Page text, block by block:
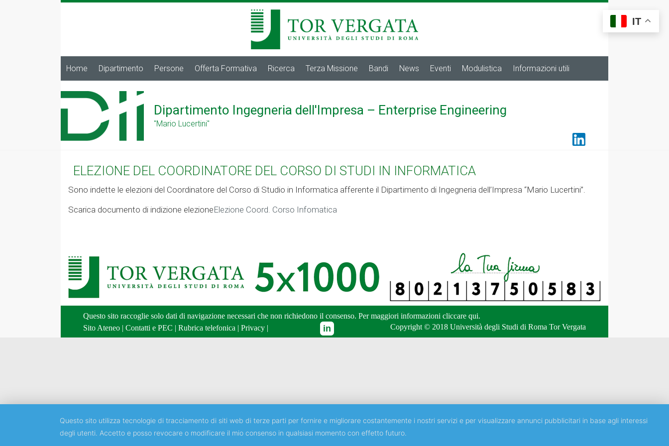
Home Dipartimento Persone Offerta Formativa Ricerca Terza Missione Bandi News Eventi Modulistica Informazioni utili
Dipartimento Ingegneria dell'Impresa – Enterprise Engineering
"Mario Lucertini"
ELEZIONE DEL COORDINATORE DEL CORSO DI STUDI IN INFORMATICA
Sono indette le elezioni del Coordinatore del Corso di Studio in Informatica afferente il Dipartimento di Ingegneria dell’Impresa “Mario Lucertini”.
Scarica documento di indizione elezioneElezione Coord. Corso Infomatica
Questo sito raccoglie solo dati di navigazione necessari che non richiedono il consenso. Per maggiori informazioni cliccare qui.
Sito Ateneo | Contatti e PEC | Rubrica telefonica | Privacy | Copyright © 2018 Università degli Studi di Roma Tor Vergata
IT
Questo sito utilizza tecnologie di tracciamento di siti web di terze parti per fornire e migliorare costantemente i nostri servizi e per visualizzare annunci pubblicitari in base agli interessi
degli utenti. Accetto e posso revocare o modificare il mio consenso in qualsiasi momento con effetto futuro.